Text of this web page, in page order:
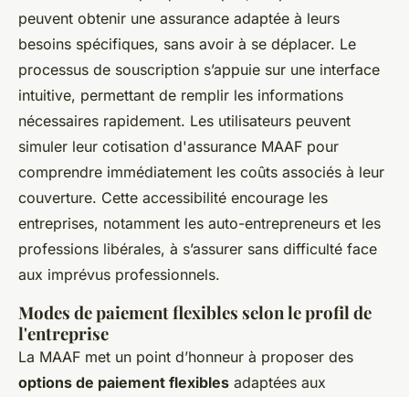
peuvent obtenir une assurance adaptée à leurs
besoins spécifiques, sans avoir à se déplacer. Le
processus de souscription s’appuie sur une interface
intuitive, permettant de remplir les informations
nécessaires rapidement. Les utilisateurs peuvent
simuler leur cotisation d'assurance MAAF pour
comprendre immédiatement les coûts associés à leur
couverture. Cette accessibilité encourage les
entreprises, notamment les auto-entrepreneurs et les
professions libérales, à s’assurer sans difficulté face
aux imprévus professionnels.
Modes de paiement flexibles selon le profil de
l'entreprise
La MAAF met un point d’honneur à proposer des
options de paiement flexibles adaptées aux